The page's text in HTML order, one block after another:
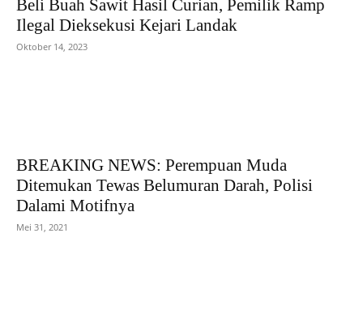
Beli Buah Sawit Hasil Curian, Pemilik Ramp
Ilegal Dieksekusi Kejari Landak
Oktober 14, 2023
BREAKING NEWS: Perempuan Muda
Ditemukan Tewas Belumuran Darah, Polisi
Dalami Motifnya
Mei 31, 2021